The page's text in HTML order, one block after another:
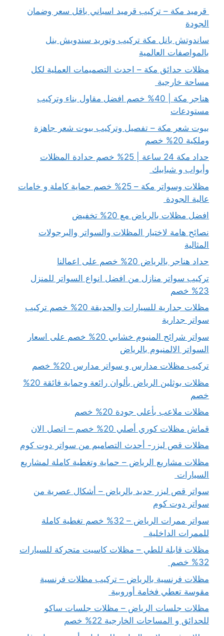
قرميد مكة – تركيب قرميد اسباني باقل سعر وضمان
الجودة
ساندوتش بانل مكة تركيب وتوريد سندويش بنل
بالمواصفات العالمية
مظلات حدائق مكة – احدث التصميمات العملية لكل
مساحة خارجية
هناجر مكة | 40% خصم افضل مقاول بناء وتركيب
مستودعات
بيوت شعر مكة – تفصيل وتركيب بيوت شعر جاهزة
وملكية 20% خصم
حداد مكة 24 ساعة | 25% خصم حدادة المظلات
وأبواب و شبابيك
مظلات وسواتر مكة – 25% خصم حماية كاملة و خامات
عالية الجودة
افضل مظلات بالرياض مع 20% تخفيض
نصائح هامة لاختيار المظلات والسواتر والبرجولات
المثالية
حداد هناجر بالرياض 20% خصم على اعمالنا
تركيب سواتر منازل من افضل انواع السواتر للمنزل
23% خصم
مظلات جدارية للسيارات والحديقة 20% خصم تركيب
سواتر جدارية
سواتر شرائح المنيوم خشابي 20% خصم على اسعار
السواتر الالمنيوم بالرياض
تركيب مظلات مدارس و سواتر مدارس 20% خصم
مظلات بوثلين الرياض بألوان رائعة وحماية فائقة 20%
خصم
مظلات ملاعب بأعلى جودة 20% خصم
قماش مظلات كوري أصلي 20% خصم – اتصل الان
مظلات قص ليزر- أحدث التصاميم من سواتر دوت كوم
مظلات مشاريع الرياض – حماية وتغطية كاملة لمشاريع
السيارات
سواتر قص ليزر حديد بالرياض – أشكال عصرية من
سواتر دوت كوم
سواتر ممرات الرياض – 32% خصم تغطية كاملة
للممرات الداخلية
مظلات قابلة للطي – مظلات كاسيت متحركة للسيارات
32% خصم
مظلات فرنسية بالرياض – تركيب مظلات فرنسية
مقوسة تعطي فخامة أوروبية
مظلات جلسات الرياض – مظلات جلسات ساكو
للحدائق و المساحات الخارجية 22% خصم